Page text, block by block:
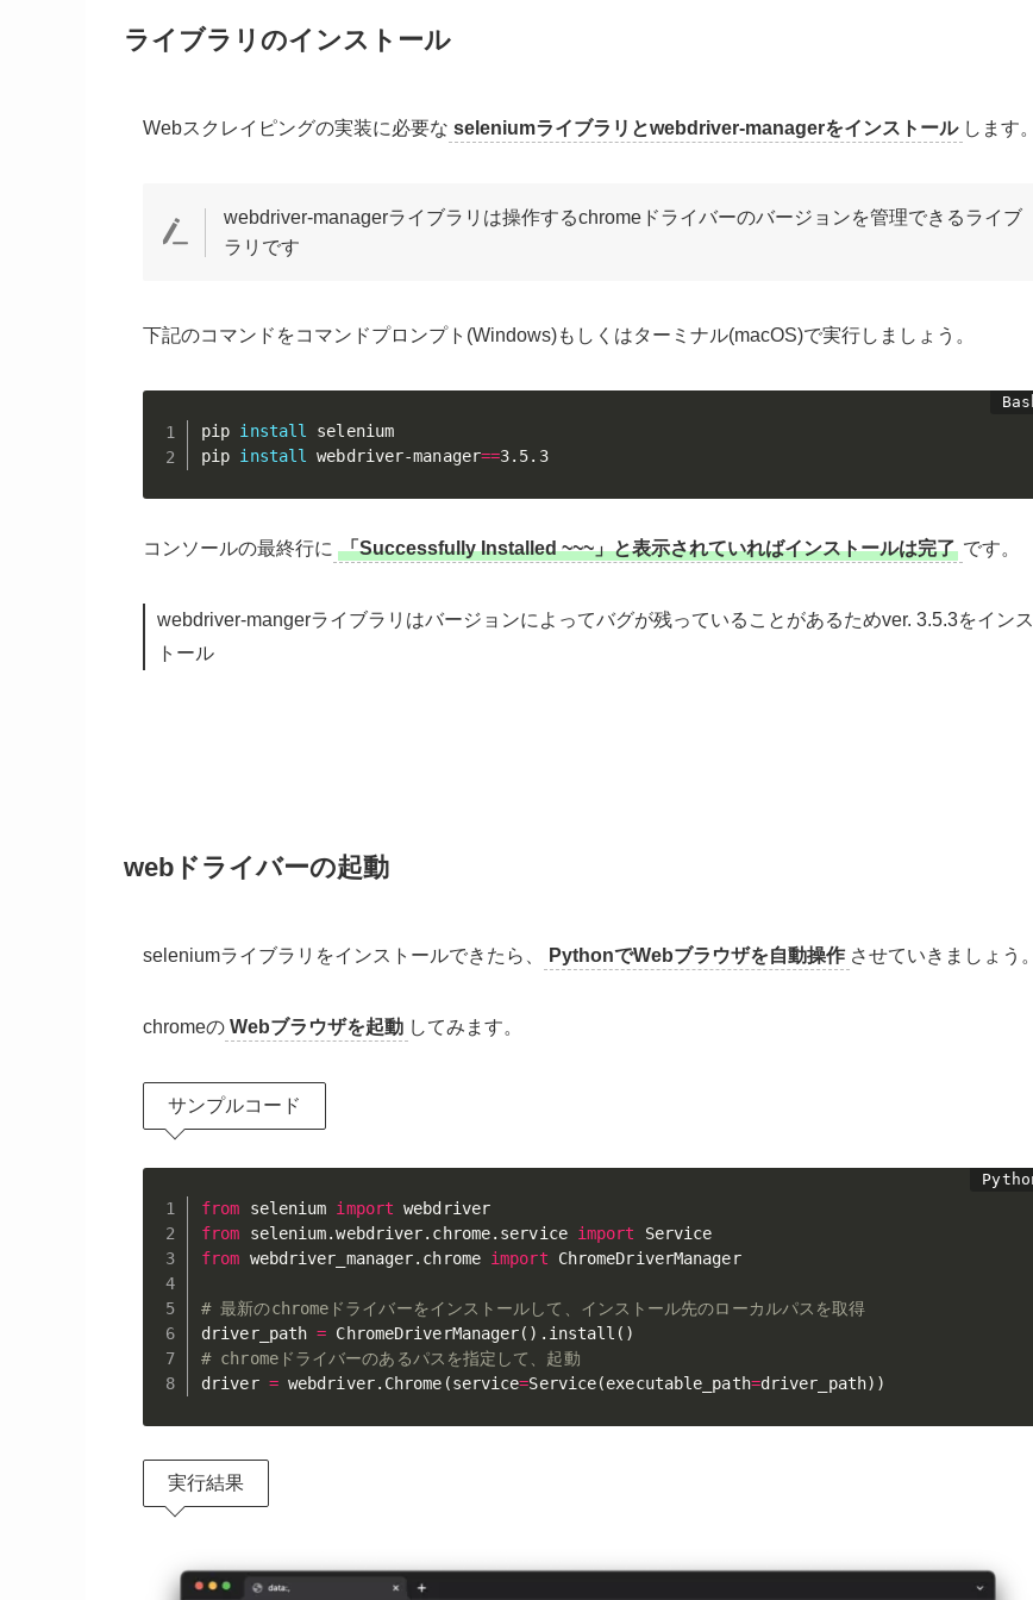
ライブラリのインストール
Webスクレイピングの実装に必要な seleniumライブラリとwebdriver-managerをインストール します。
webdriver-managerライブラリは操作するchromeドライバーのバージョンを管理できるライブ
ラリです
下記のコマンドをコマンドプロンプト(Windows)もしくはターミナル(macOS)で実行しましょう。
pip install selenium
pip install webdriver-manager==3.5.3
コンソールの最終行に 「Successfully Installed ~~~」と表示されていればインストールは完了 です。
webdriver-mangerライブラリはバージョンによってバグが残っていることがあるためver. 3.5.3をインス
トール
webドライバーの起動
seleniumライブラリをインストールできたら、 PythonでWebブラウザを自動操作 させていきましょう。
chromeの Webブラウザを起動 してみます。
サンプルコード
from selenium import
from selenium.webdriver. chrome. service import
from webdriver_manager. chrome import ChromeDriverManager
# 最新のchromeドライバーをインストールして、インストール先のローカルパスを取得
driver_path = ChromeDriverManager( ) . install ( )
# chromeドライバーのあるパスを指定して、起動
driver = webdriver. Chrome (service=Service(executable_path=driver_path) )
実行結果